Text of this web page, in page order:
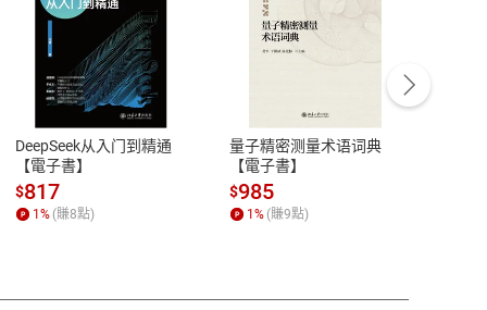
性
參
客服資訊
服務時間：週一到週五 10:00-12:00、
13:00-17:00 (國定假日及例假日休息)
客服電話：0080-1857077
DeepSeek从入门到精通
【電子書】
$817
1% (賺8點)
量子精密测量术语词典
【電子書】
$985
1% (賺9點)